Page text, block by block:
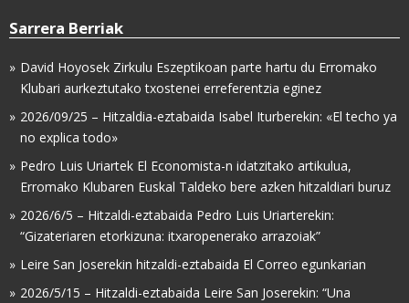
Sarrera Berriak
David Hoyosek Zirkulu Eszeptikoan parte hartu du Erromako
Klubari aurkeztutako txostenei erreferentzia eginez
2026/09/25 – Hitzaldia-eztabaida Isabel Iturberekin: «El techo ya
no explica todo»
Pedro Luis Uriartek El Economista-n idatzitako artikulua,
Erromako Klubaren Euskal Taldeko bere azken hitzaldiari buruz
2026/6/5 – Hitzaldi-eztabaida Pedro Luis Uriarterekin:
“Gizateriaren etorkizuna: itxaropenerako arrazoiak”
Leire San Joserekin hitzaldi-eztabaida El Correo egunkarian
2026/5/15 – Hitzaldi-eztabaida Leire San Joserekin: “Una